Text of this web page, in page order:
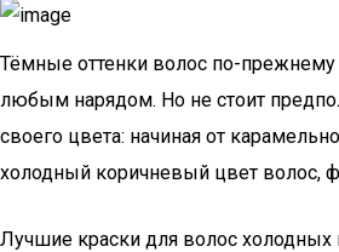
Тёмные оттенки волос по-прежнему
любым нарядом. Но не стоит
своего цвета: начиная от
холодный коричневый цвет волос,
Лучшие краски для волос